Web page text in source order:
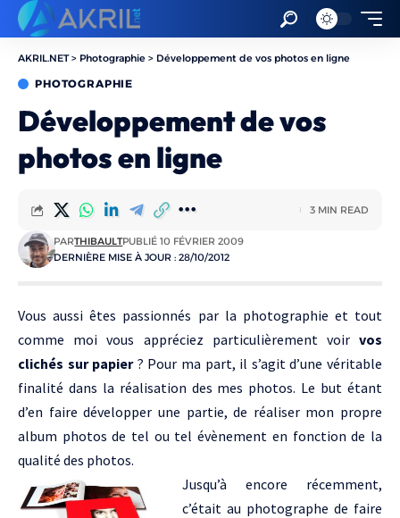
AKRIL.NET> Photographie > Développement de vos photos en ligne
PHOTOGRAPHIE
Développement de vos
photos en ligne
DERNIÈRE MISE À JOUR : 28/10/2012
PARTHIBAULTPUBLIÉ 10 FÉVRIER 2009
3 MIN READ
Vous aussi êtes passionnés par la photographie et tout
comme moi vous appréciez particulièrement voir vos
clichés sur papier? Pour ma part, il s’agit d’une véritable
finalité dans la réalisation des mes photos. Le but étant
d’en faire développer une partie, de réaliser mon propre
album photos de tel ou tel évènement en fonction de la
qualité des photos.
Jusqu’à encore récemment,
c’était au photographe de faire